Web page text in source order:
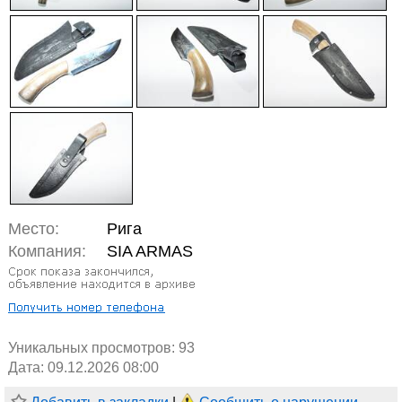
Место:
Рига
Компания:
SIA ARMAS
Уникальных просмотров: 93
Дата: 09.12.2026 08:00